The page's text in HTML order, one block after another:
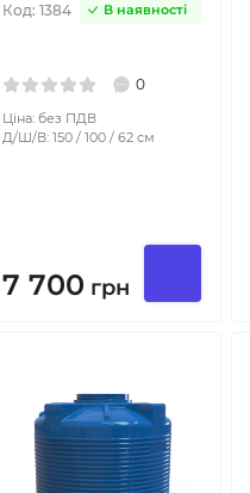
Код: 1384 В наявності
0
Ціна: без ПДВ
Д/Ш/В: 150 / 100 / 62 см
7 700 грн